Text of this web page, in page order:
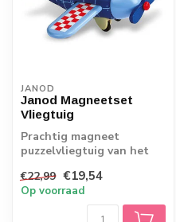
JANOD
Janod Magneetset
Vliegtuig
Prachtig magneet
puzzelvliegtuig van het
vliegtuig bestaa...
€22,99 €19,54
Op voorraad